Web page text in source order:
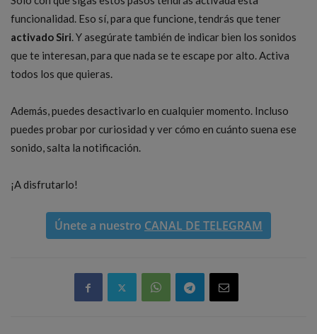
funcionalidad. Eso sí, para que funcione, tendrás que tener
activado Siri. Y asegúrate también de indicar bien los sonidos
que te interesan, para que nada se te escape por alto. Activa
todos los que quieras.
Además, puedes desactivarlo en cualquier momento. Incluso
puedes probar por curiosidad y ver cómo en cuánto suena ese
sonido, salta la notificación.
¡A disfrutarlo!
Únete a nuestro CANAL DE TELEGRAM